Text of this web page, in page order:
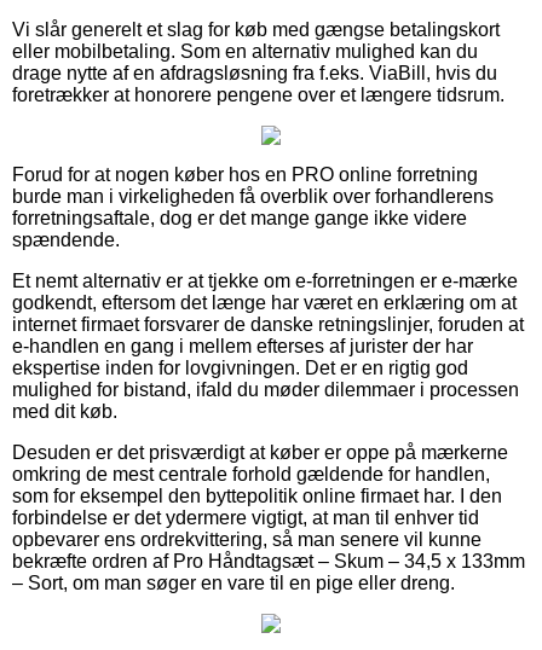
Vi slår generelt et slag for køb med gængse betalingskort
eller mobilbetaling. Som en alternativ mulighed kan du
drage nytte af en afdragsløsning fra f.eks. ViaBill, hvis du
foretrækker at honorere pengene over et længere tidsrum.
Forud for at nogen køber hos en PRO online forretning
burde man i virkeligheden få overblik over forhandlerens
forretningsaftale, dog er det mange gange ikke videre
spændende.
Et nemt alternativ er at tjekke om e-forretningen er e-mærke
godkendt, eftersom det længe har været en erklæring om at
internet firmaet forsvarer de danske retningslinjer, foruden at
e-handlen en gang i mellem efterses af jurister der har
ekspertise inden for lovgivningen. Det er en rigtig god
mulighed for bistand, ifald du møder dilemmaer i processen
med dit køb.
Desuden er det prisværdigt at køber er oppe på mærkerne
omkring de mest centrale forhold gældende for handlen,
som for eksempel den byttepolitik online firmaet har. I den
forbindelse er det ydermere vigtigt, at man til enhver tid
opbevarer ens ordrekvittering, så man senere vil kunne
bekræfte ordren af Pro Håndtagsæt – Skum – 34,5 x 133mm
– Sort, om man søger en vare til en pige eller dreng.